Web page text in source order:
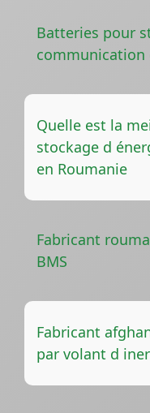
Batteries pour
communication
Quelle est la
stockage d
en Roumanie
Fabricant
BMS
Fabricant
par volant d